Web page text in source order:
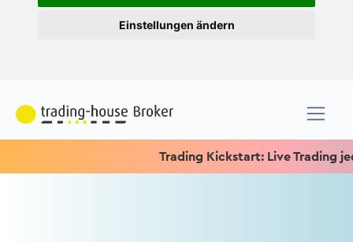
Einstellungen ändern
Trading Kickstart: Live Trading